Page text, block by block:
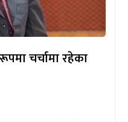
चर्चामा रहेका